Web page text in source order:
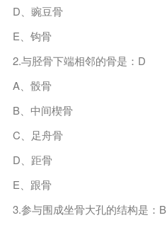
D、豌豆骨
E、钩骨
2.与胫骨下端相邻的骨是：D
A、骰骨
B、中间楔骨
C、足舟骨
D、距骨
E、跟骨
3.参与围成坐骨大孔的结构是：B